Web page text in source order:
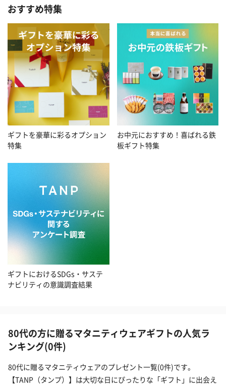
おすすめ特集
ギフトを豪華に彩るオプション
特集
お中元におすすめ！喜ばれる鉄
板ギフト特集
ギフトにおけるSDGs・サステ
ナビリティの意識調査結果
80代の方に贈るマタニティウェアギフトの人気ラ
ンキング(0件)
80代に贈るマタニティウェアのプレゼント一覧(0件)です。
【TANP（タンプ）】は大切な日にぴったりな「ギフト」に出会え